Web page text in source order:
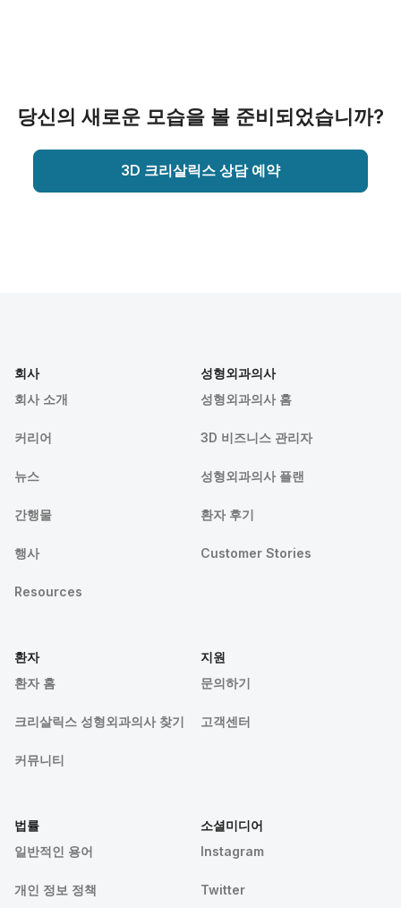
당신의 새로운 모습을 볼 준비되었습니까?
3D 크리살릭스 상담 예약
회사
회사 소개
커리어
뉴스
간행물
행사
Resources
성형외과의사
성형외과의사 홈
3D 비즈니스 관리자
성형외과의사 플랜
환자 후기
Customer Stories
환자
환자 홈
크리살릭스 성형외과의사 찾기
커뮤니티
지원
문의하기
고객센터
법률
일반적인 용어
개인 정보 정책
소셜미디어
Instagram
Twitter